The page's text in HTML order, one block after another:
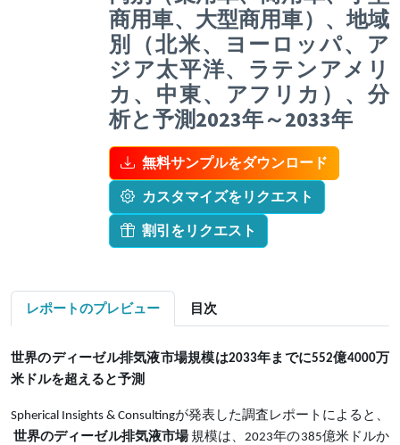
商用車、大型商用車）、地域
別（北米、ヨーロッパ、ア
ジア太平洋、ラテンアメリ
カ、中東、アフリカ）、分
析と予測2023年～2033年
無料サンプルをダウンロード
カスタマイズをリクエスト
割引をリクエスト
レポートのプレビュー 目次
世界のディーゼル排気液市場規模は2033年までに552億4000万
米ドルを超えると予測
Spherical Insights & Consultingが発表した調査レポートによると、
世界のディーゼル排気液市場 規模は、2023年の385億米ドルか